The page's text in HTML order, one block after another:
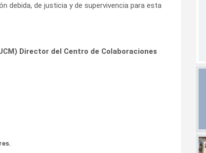
debida, de justicia y de supervivencia para esta
Director del Centro de Colaboraciones